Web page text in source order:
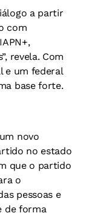
a partir
com
revela. Com
e um federal
base forte.
novo
no estado
que o partido
o
pessoas e
de forma